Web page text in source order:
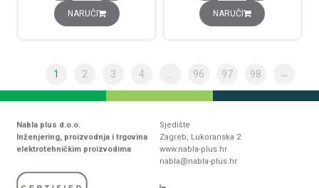
NARUČI NARUČI
1 2 3 4 96 97 98 →
Nabla plus d.o.o.
Inženjering, proizvodnja i trgovina
elektrotehničkim proizvodima
Sjedište
Zagreb, Lukoranska 2
www.nabla-plus.hr
nabla@nabla-plus.hr